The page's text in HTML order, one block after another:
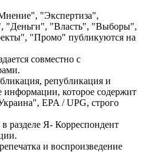
"Экспертиза",
"Деньги", "Власть", "Выборы",
"Промо" публикуются на
совместно с
републикация и
информации, которое содержит
EPA / UPG, строго
разделе Я- Корреспондент
и воспроизведение